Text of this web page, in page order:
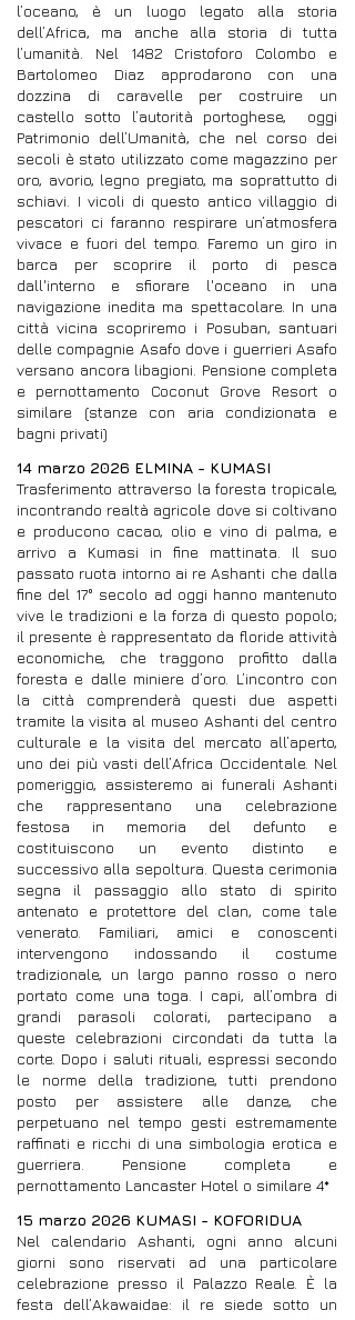
l’oceano, è un luogo legato alla storia
dell’Africa, ma anche alla storia di tutta
l’umanità. Nel 1482 Cristoforo Colombo e
Bartolomeo Diaz approdarono con una
dozzina di caravelle per costruire un
castello sotto l’autorità portoghese, oggi
Patrimonio dell’Umanità, che nel corso dei
secoli è stato utilizzato come magazzino per
oro, avorio, legno pregiato, ma soprattutto di
schiavi. I vicoli di questo antico villaggio di
pescatori ci faranno respirare un’atmosfera
vivace e fuori del tempo. Faremo un giro in
barca per scoprire il porto di pesca
dall'interno e sfiorare l'oceano in una
navigazione inedita ma spettacolare. In una
città vicina scopriremo i Posuban, santuari
delle compagnie Asafo dove i guerrieri Asafo
versano ancora libagioni. Pensione completa
e pernottamento Coconut Grove Resort o
similare (stanze con aria condizionata e
bagni privati)
14 marzo 2026 ELMINA - KUMASI
Trasferimento attraverso la foresta tropicale,
incontrando realtà agricole dove si coltivano
e producono cacao, olio e vino di palma, e
arrivo a Kumasi in fine mattinata. Il suo
passato ruota intorno ai re Ashanti che dalla
fine del 17° secolo ad oggi hanno mantenuto
vive le tradizioni e la forza di questo popolo;
il presente è rappresentato da floride attività
economiche, che traggono profitto dalla
foresta e dalle miniere d’oro. L’incontro con
la città comprenderà questi due aspetti
tramite la visita al museo Ashanti del centro
culturale e la visita del mercato all’aperto,
uno dei più vasti dell’Africa Occidentale. Nel
pomeriggio, assisteremo ai funerali Ashanti
che rappresentano una celebrazione
festosa in memoria del defunto e
costituiscono un evento distinto e
successivo alla sepoltura. Questa cerimonia
segna il passaggio allo stato di spirito
antenato e protettore del clan, come tale
venerato. Familiari, amici e conoscenti
intervengono indossando il costume
tradizionale, un largo panno rosso o nero
portato come una toga. I capi, all’ombra di
grandi parasoli colorati, partecipano a
queste celebrazioni circondati da tutta la
corte. Dopo i saluti rituali, espressi secondo
le norme della tradizione, tutti prendono
posto per assistere alle danze, che
perpetuano nel tempo gesti estremamente
raffinati e ricchi di una simbologia erotica e
guerriera. Pensione completa e
pernottamento Lancaster Hotel o similare 4*
15 marzo 2026 KUMASI - KOFORIDUA
Nel calendario Ashanti, ogni anno alcuni
giorni sono riservati ad una particolare
celebrazione presso il Palazzo Reale. È la
festa dell’Akawaidae: il re siede sotto un